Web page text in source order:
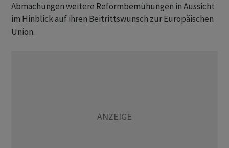
Abmachungen weitere Reformbemühungen in Aussicht
im Hinblick auf ihren Beitrittswunsch zur Europäischen
Union.